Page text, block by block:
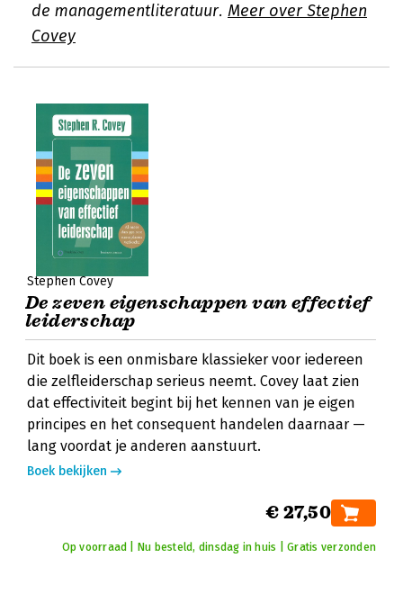
de managementliteratuur. Meer over Stephen
Covey
Stephen Covey
De zeven eigenschappen van effectief
leiderschap
Dit boek is een onmisbare klassieker voor iedereen
die zelfleiderschap serieus neemt. Covey laat zien
dat effectiviteit begint bij het kennen van je eigen
principes en het consequent handelen daarnaar —
lang voordat je anderen aanstuurt.
Boek bekijken
€ 27,50
Op voorraad | Nu besteld, dinsdag in huis | Gratis verzonden